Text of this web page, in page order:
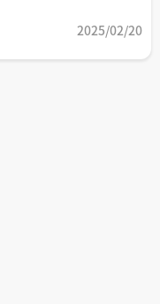
2025/02/20